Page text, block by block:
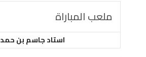
ملعب المباراة
استاد جاسم بن حمد